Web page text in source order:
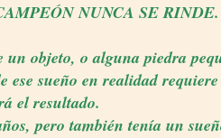
NUNCA SE RINDE.
un objeto, o alguna piedra
ese sueño en realidad
el resultado.
pero también tenía un